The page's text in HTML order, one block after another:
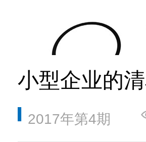
小型企业的
2017年第4期